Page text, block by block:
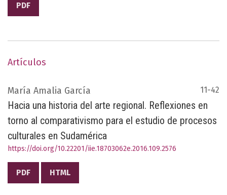
PDF
Artículos
María Amalia García 11-42
Hacia una historia del arte regional. Reflexiones en
torno al comparativismo para el estudio de procesos
culturales en Sudamérica
https://doi.org/10.22201/iie.18703062e.2016.109.2576
PDF HTML